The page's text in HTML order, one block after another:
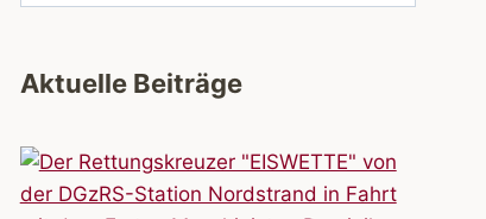
Aktuelle Beiträge